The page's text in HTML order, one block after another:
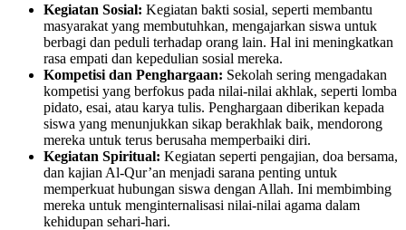
Kegiatan Sosial: Kegiatan bakti sosial, seperti membantu
masyarakat yang membutuhkan, mengajarkan siswa untuk
berbagi dan peduli terhadap orang lain. Hal ini meningkatkan
rasa empati dan kepedulian sosial mereka.
Kompetisi dan Penghargaan: Sekolah sering mengadakan
kompetisi yang berfokus pada nilai-nilai akhlak, seperti lomba
pidato, esai, atau karya tulis. Penghargaan diberikan kepada
siswa yang menunjukkan sikap berakhlak baik, mendorong
mereka untuk terus berusaha memperbaiki diri.
Kegiatan Spiritual: Kegiatan seperti pengajian, doa bersama,
dan kajian Al-Qur’an menjadi sarana penting untuk
memperkuat hubungan siswa dengan Allah. Ini membimbing
mereka untuk menginternalisasi nilai-nilai agama dalam
kehidupan sehari-hari.